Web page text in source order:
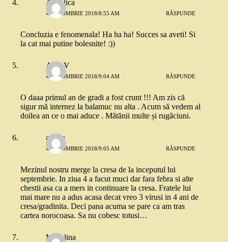
Angelica
4 OCTOMBRIE 2018/8:55 AM RĂSPUNDE
Concluzia e fenomenala! Ha ha ha! Succes sa aveti! Si
la cat mai putine bolesnite! :))
AlinaV
4 OCTOMBRIE 2018/9:04 AM RĂSPUNDE
O daaa primul an de gradi a fost crunt !!! Am zis că
sigur mă internez la balamuc nu alta . Acum să vedem al
doilea an ce o mai aduce . Mătănii multe și rugăciuni.
ariana
4 OCTOMBRIE 2018/9:05 AM RĂSPUNDE
Mezinul nostru merge la cresa de la inceputul lui
septembrie. In ziua 4 a facut muci dar fara febra si alte
chestii asa ca a mers in continuare la cresa. Fratele lui
mai mare nu a adus acasa decat vreo 3 virusi in 4 ani de
cresa/gradinita. Deci pana acuma se pare ca am tras
cartea norocoasa. Sa nu cobesc totusi…
Madalina